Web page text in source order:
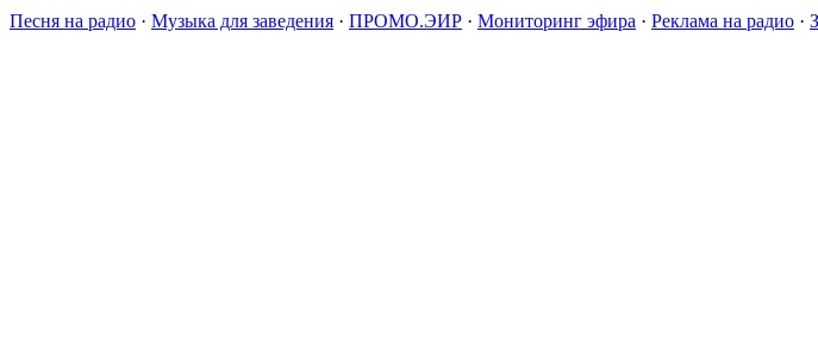
Песня на радио · Музыка для заведения · ПРОМО.ЭИР · Мониторинг эфира · Реклама на радио ·